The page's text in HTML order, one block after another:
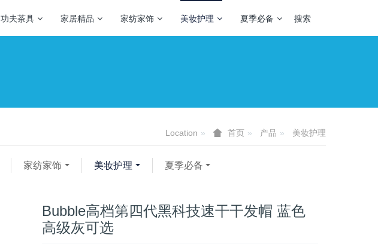
功夫茶具 家居精品 家纺家饰 美妆护理 夏季必备 搜索
Location 首页 产品 美妆护理
家纺家饰 美妆护理 夏季必备
Bubble高档第四代黑科技速干干发帽 蓝色
高级灰可选